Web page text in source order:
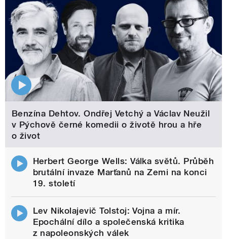
Benzína Dehtov. Ondřej Vetchý a Václav Neužil
v Pýchově černé komedii o životě hrou a hře
o život
Herbert George Wells: Válka světů. Průběh
brutální invaze Marťanů na Zemi na konci
19. století
Lev Nikolajevič Tolstoj: Vojna a mír.
Epochální dílo a společenská kritika
z napoleonských válek